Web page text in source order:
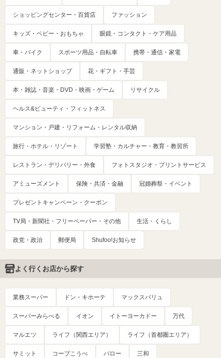
ショッピングセンター・百貨店 ファッション
キッズ・ベビー・おもちゃ 眼鏡・コンタクト・ケア用品
車・バイク スポーツ用品・自転車 携帯・通信・家電
通販・ネットショップ 花・ギフト・手芸
本・雑誌・音楽・DVD・映画・ゲーム リサイクル
ヘルス&ビューティ・フィットネス
マンション・戸建・リフォーム・レンタル収納
旅行・ホテル・リゾート 学習塾・カルチャー・教育・教習所
レストラン・デリバリー・外食 フォトスタジオ・プリントサービス
アミューズメント 保険・共済・金融 冠婚葬祭・イベント
プレゼントキャンペーン・クーポン
TV局・新聞社・フリーペーパー・その他 生活・くらし
政党・政治 郵便局 Shufoo!お知らせ
よく行くお店から探す
業務スーパー ドン・キホーテ マックスバリュ
スーパーみらべる イオン イトーヨーカドー 万代
マルエツ ライフ（関西エリア） ライフ（首都圏エリア）
サミット コープこうべ バロー 三和